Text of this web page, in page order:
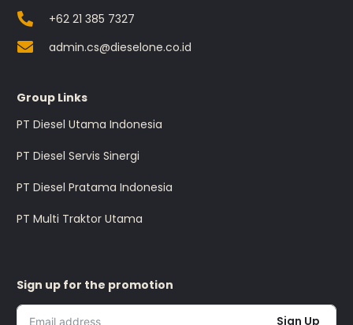
+62 21 385 7327
admin.cs@dieselone.co.id
Group Links
PT Diesel Utama Indonesia
PT Diesel Servis Sinergi
PT Diesel Pratama Indonesia
PT Multi Traktor Utama
Sign up for the promotion
Sign Up